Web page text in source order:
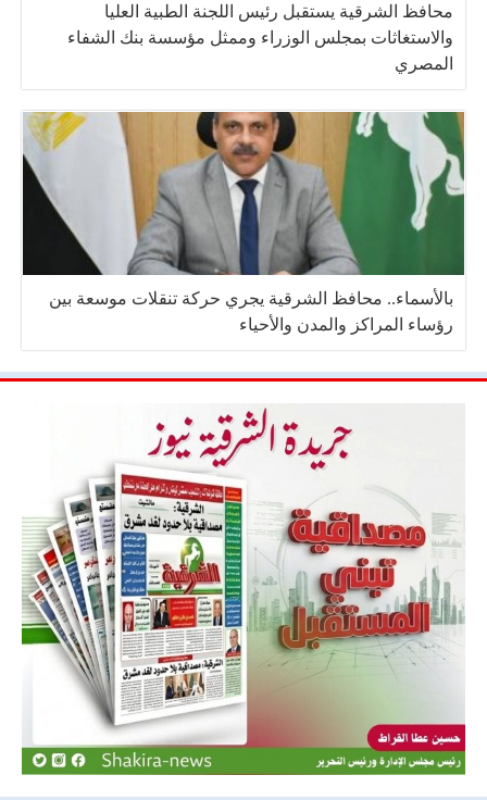
محافظ الشرقية يستقبل رئيس اللجنة الطبية العليا
والاستغاثات بمجلس الوزراء وممثل مؤسسة بنك الشفاء
المصري
بالأسماء.. محافظ الشرقية يجري حركة تنقلات موسعة بين
رؤساء المراكز والمدن والأحياء